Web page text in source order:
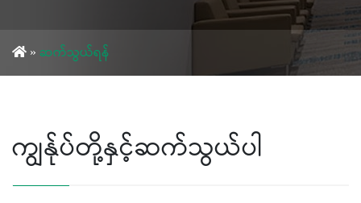
»ဆက်သွယ်ရန်
ကျွန်ုပ်တို့နှင့်ဆက်သွယ်ပါ